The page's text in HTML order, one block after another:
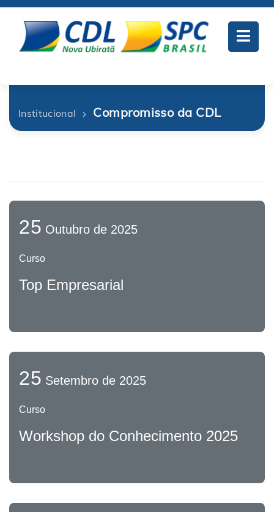
Institucional Compromisso da CDL
25 Outubro de 2025
Curso
Top Empresarial
25 Setembro de 2025
Curso
Workshop do Conhecimento 2025